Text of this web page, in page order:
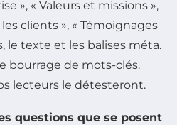
», « Valeurs et missions »,
clients », « Témoignages
le texte et les balises méta.
bourrage de mots-clés.
lecteurs le détesteront.
questions que se posent